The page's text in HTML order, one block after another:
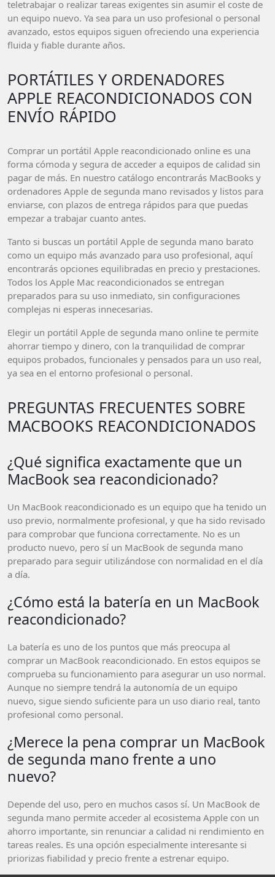
teletrabajar o realizar tareas exigentes sin asumir el coste de
un equipo nuevo. Ya sea para un uso profesional o personal
avanzado, estos equipos siguen ofreciendo una experiencia
fluida y fiable durante años.
PORTÁTILES Y ORDENADORES
APPLE REACONDICIONADOS CON
ENVÍO RÁPIDO
Comprar un portátil Apple reacondicionado online es una
forma cómoda y segura de acceder a equipos de calidad sin
pagar de más. En nuestro catálogo encontrarás MacBooks y
ordenadores Apple de segunda mano revisados y listos para
enviarse, con plazos de entrega rápidos para que puedas
empezar a trabajar cuanto antes.
Tanto si buscas un portátil Apple de segunda mano barato
como un equipo más avanzado para uso profesional, aquí
encontrarás opciones equilibradas en precio y prestaciones.
Todos los Apple Mac reacondicionados se entregan
preparados para su uso inmediato, sin configuraciones
complejas ni esperas innecesarias.
Elegir un portátil Apple de segunda mano online te permite
ahorrar tiempo y dinero, con la tranquilidad de comprar
equipos probados, funcionales y pensados para un uso real,
ya sea en el entorno profesional o personal.
PREGUNTAS FRECUENTES SOBRE
MACBOOKS REACONDICIONADOS
¿Qué significa exactamente que un
MacBook sea reacondicionado?
Un MacBook reacondicionado es un equipo que ha tenido un
uso previo, normalmente profesional, y que ha sido revisado
para comprobar que funciona correctamente. No es un
producto nuevo, pero sí un MacBook de segunda mano
preparado para seguir utilizándose con normalidad en el día
a día.
¿Cómo está la batería en un MacBook
reacondicionado?
La batería es uno de los puntos que más preocupa al
comprar un MacBook reacondicionado. En estos equipos se
comprueba su funcionamiento para asegurar un uso normal.
Aunque no siempre tendrá la autonomía de un equipo
nuevo, sigue siendo suficiente para un uso diario real, tanto
profesional como personal.
¿Merece la pena comprar un MacBook
de segunda mano frente a uno
nuevo?
Depende del uso, pero en muchos casos sí. Un MacBook de
segunda mano permite acceder al ecosistema Apple con un
ahorro importante, sin renunciar a calidad ni rendimiento en
tareas reales. Es una opción especialmente interesante si
priorizas fiabilidad y precio frente a estrenar equipo.